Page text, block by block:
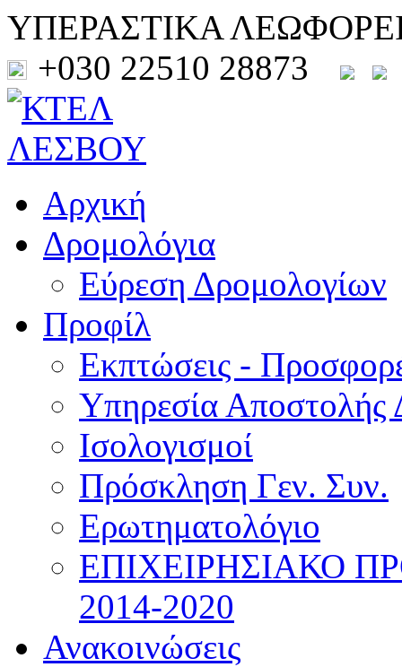
ΥΠΕΡΑΣΤΙΚΑ
+030 22510 28873
Αρχική
Δρομολόγια
Εύρεση Δρομολογίων
Προφίλ
Εκπτώσεις -
Υπηρεσία Αποστολής
Ισολογισμοί
Πρόσκληση Γεν. Συν.
Ερωτηματολόγιο
ΕΠΙΧΕΙΡΗΣΙΑΚΟ
2014-2020
Ανακοινώσεις